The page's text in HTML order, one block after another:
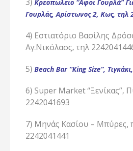
Κρεοπωλειο “Αφοι Γουρλά”
Γουρλάς, Αρίστωνος 2, Κως, τηλ
4) Εστιατόριο Βασίλης
Αγ.Νικόλαος, τηλ
5) Beach Bar “King Size”, Τιγκάκι,
6) Super Market “Ξενίκας”,
2242041693
7) Μηνάς Κασίου – Μπύρες,
2242041441